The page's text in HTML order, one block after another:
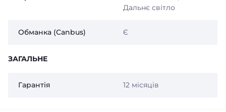
Дальнє світло
Обманка (Canbus) Є
ЗАГАЛЬНЕ
Гарантія 12 місяців